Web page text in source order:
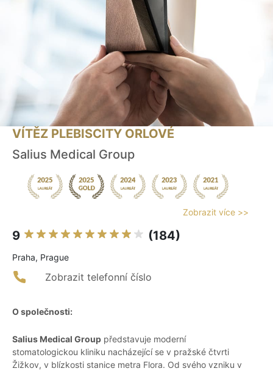
VÍTĚZ PLEBISCITY ORLOVÉ
Salius Medical Group
Zobrazit více >>
9 (184)
Praha, Prague
Zobrazit telefonní číslo
O společnosti:
Salius Medical Group představuje moderní
stomatologickou kliniku nacházející se v pražské čtvrti
Žižkov, v blízkosti stanice metra Flora. Od svého vzniku v